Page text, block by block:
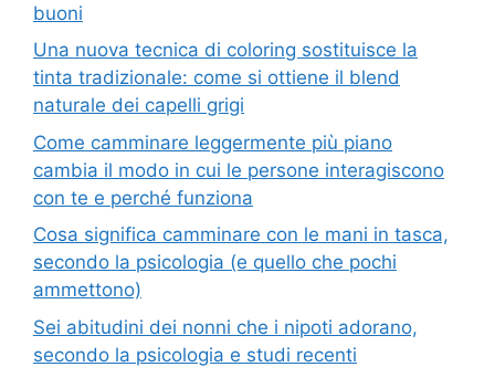
buoni
Una nuova tecnica di coloring sostituisce la
tinta tradizionale: come si ottiene il blend
naturale dei capelli grigi
Come camminare leggermente più piano
cambia il modo in cui le persone interagiscono
con te e perché funziona
Cosa significa camminare con le mani in tasca,
secondo la psicologia (e quello che pochi
ammettono)
Sei abitudini dei nonni che i nipoti adorano,
secondo la psicologia e studi recenti